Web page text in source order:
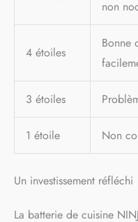
non
4 étoiles
Bonne
3 étoiles
1 étoile Non
Un investissement réfléchi
La batterie de cuisine